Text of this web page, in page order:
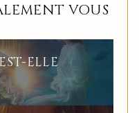
VOUS
ELLE